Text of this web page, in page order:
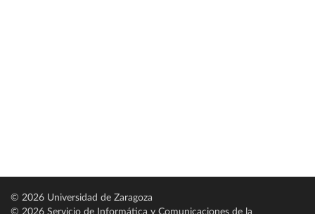
© 2026 Universidad de Zaragoza
© 2026 Servicio de Informática y Comunicaciones de la